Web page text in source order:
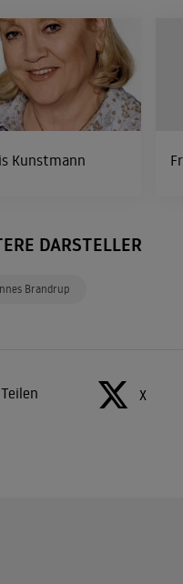
Kunstmann
DARSTELLER
Brandrup
Teilen X